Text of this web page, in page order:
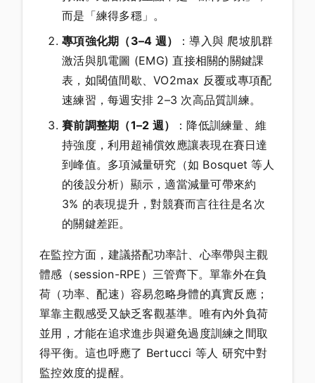
而是「練得多穩」。
專項強化期（3–4 週）
：導入與 爬坡肌群
激活與肌電圖 (EMG) 直接相關的關鍵課
表，如閾值間歇、VO2max 反覆或專項配
速練習，每週安排 2–3 次高品質訓練。
賽前調整期（1–2 週）
：降低訓練量、維
持強度，利用超補償效應讓表現在賽日達
到峰值。多項減量研究（如 Bosquet 等人
的後設分析）顯示，適當減量可帶來約
3% 的表現提升，對競賽而言往往是名次
的關鍵差距。
在監控方面，建議搭配功率計、心率帶與主觀
體感（session-RPE）三管齊下。單靠外在負
荷（功率、配速）容易忽略身體的真實反應；
單靠主觀感受又缺乏客觀基準。唯有內外負荷
並用，才能在追求進步與避免過度訓練之間取
得平衡。這也呼應了 Bertucci 等人 研究中對
監控效度的提醒。